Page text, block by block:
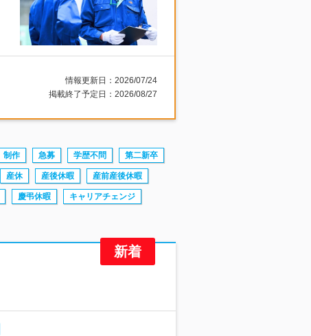
情報更新日：2026/07/24
掲載終了予定日：2026/08/27
制作 急募 学歴不問 第二新卒
産休 産後休暇 産前産後休暇
慶弔休暇 キャリアチェンジ